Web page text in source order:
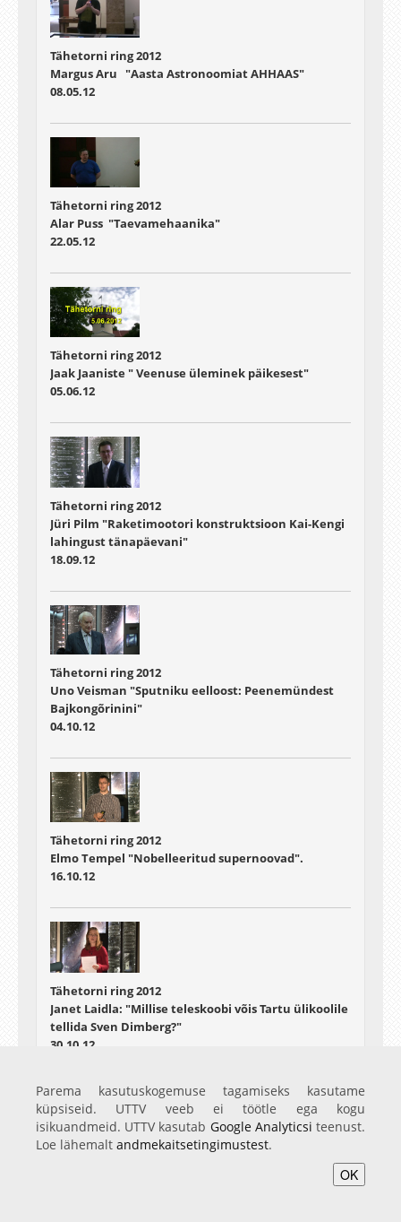
Tähetorni ring 2012
Margus Aru "Aasta Astronoomiat AHHAAS"
08.05.12
Tähetorni ring 2012
Alar Puss "Taevamehaanika"
22.05.12
Tähetorni ring 2012
Jaak Jaaniste " Veenuse üleminek päikesest"
05.06.12
Tähetorni ring 2012
Jüri Pilm "Raketimootori konstruktsioon Kai-Kengi
lahingust tänapäevani"
18.09.12
Tähetorni ring 2012
Uno Veisman "Sputniku eelloost: Peenemündest
Bajkongõrinini"
04.10.12
Tähetorni ring 2012
Elmo Tempel "Nobelleeritud supernoovad".
16.10.12
Tähetorni ring 2012
Janet Laidla: "Millise teleskoobi võis Tartu ülikoolile
tellida Sven Dimberg?"
30.10.12
Parema kasutuskogemuse tagamiseks kasutame
küpsiseid. UTTV veeb ei töötle ega kogu
isikuandmeid. UTTV kasutab Google Analyticsi teenust.
Loe lähemalt andmekaitsetingimustest.
OK